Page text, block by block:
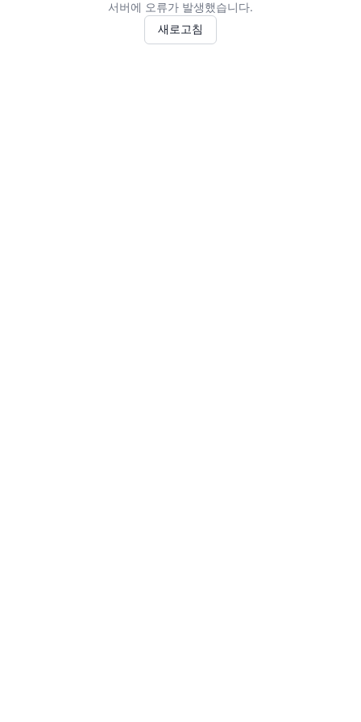
서버에 오류가 발생했습니다.
새로고침